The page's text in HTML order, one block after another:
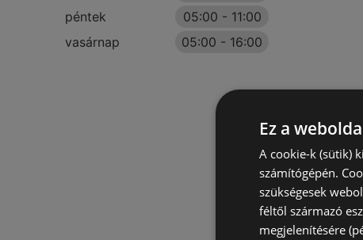
péntek
05:00 - 11:00
vasárnap
05:00 - 16:00
Ez a
A cookie-k (sütik)
számítógépén.
szükségesek
féltől származó
megjelenítésére